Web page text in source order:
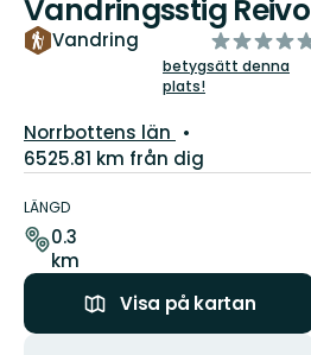
Vandringsstig Reivo
Vandring
av
5
betygsätt denna
plats!
Län:
Norrbottens län
6525.81 km från dig
om
leden
LÄNGD
0.3
km
Visa på kartan